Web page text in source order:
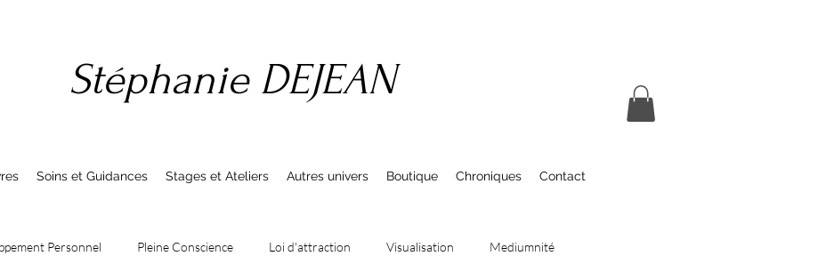
Stéphanie DEJEAN
Soins et Guidances Stages et Ateliers Autres univers Boutique Chroniques Contact
Personnel Pleine Conscience Loi d'attraction Visualisation Mediumnité